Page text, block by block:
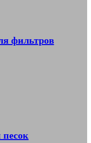
фильтров